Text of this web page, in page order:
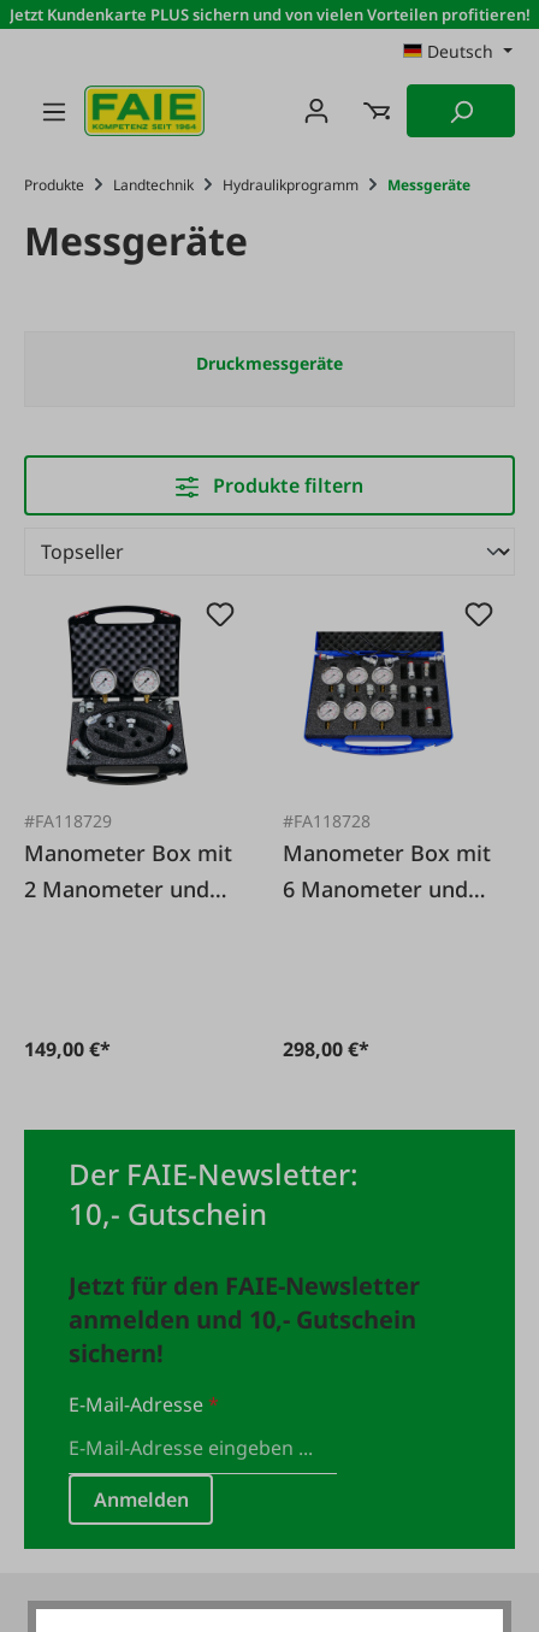
Zum Hauptinhalt springen
Jetzt Kundenkarte PLUS sichern und von vielen Vorteilen profitieren!
Deutsch
Produkte Landtechnik Hydraulikprogramm Messgeräte
Messgeräte
Druckmessgeräte
Produkte filtern
#FA118729
Manometer Box mit
2 Manometer und
149,00 €*
#FA118728
Manometer Box mit
6 Manometer und
298,00 €*
Der FAIE-Newsletter:
10,- Gutschein
Jetzt für den FAIE-Newsletter
anmelden und 10,- Gutschein
sichern!
E-Mail-Adresse*
Anmelden